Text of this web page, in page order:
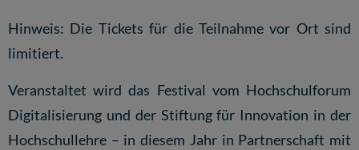
Hinweis: Die Tickets für die Teilnahme vor Ort sind
limitiert.
Veranstaltet wird das Festival vom Hochschulforum
Digitalisierung und der Stiftung für Innovation in der
Hochschullehre – in diesem Jahr in Partnerschaft mit